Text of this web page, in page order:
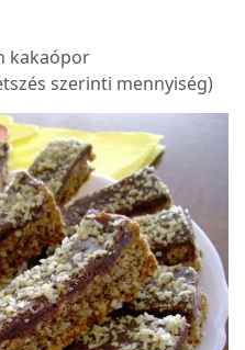
kakaópor
szerinti mennyiség)